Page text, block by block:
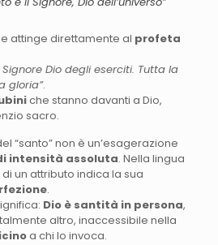
attinge direttamente al profeta
Dio degli eserciti. Tutta la
gloria”.
che stanno davanti a Dio,
sacro.
“santo” non è un’esagerazione
intensità assoluta. Nella lingua
un attributo indica la sua
.
Dio è santità in persona,
altro, inaccessibile nella
a chi lo invoca.